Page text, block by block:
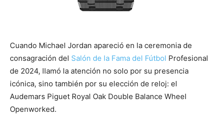
Cuando Michael Jordan apareció en la ceremonia de
consagración del Salón de la Fama del Fútbol Profesional
de 2024, llamó la atención no solo por su presencia
icónica, sino también por su elección de reloj: el
Audemars Piguet Royal Oak Double Balance Wheel
Openworked.